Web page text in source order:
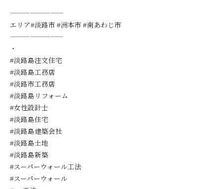
————————
エリア#淡路市 #洲本市 #南あわじ市
————————
・
#淡路島注文住宅
#淡路島工務店
#淡路市工務店
#淡路島リフォーム
#女性設計士
#淡路島住宅
#淡路島建築会社
#淡路島土地
#淡路島新築
#スーパーウォール工法
#スーパーウォール